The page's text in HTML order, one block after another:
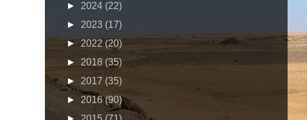
► 2024 (22)
► 2023 (17)
► 2022(20)
► 2018 (35)
► 2017 (35)
► 2016(90)